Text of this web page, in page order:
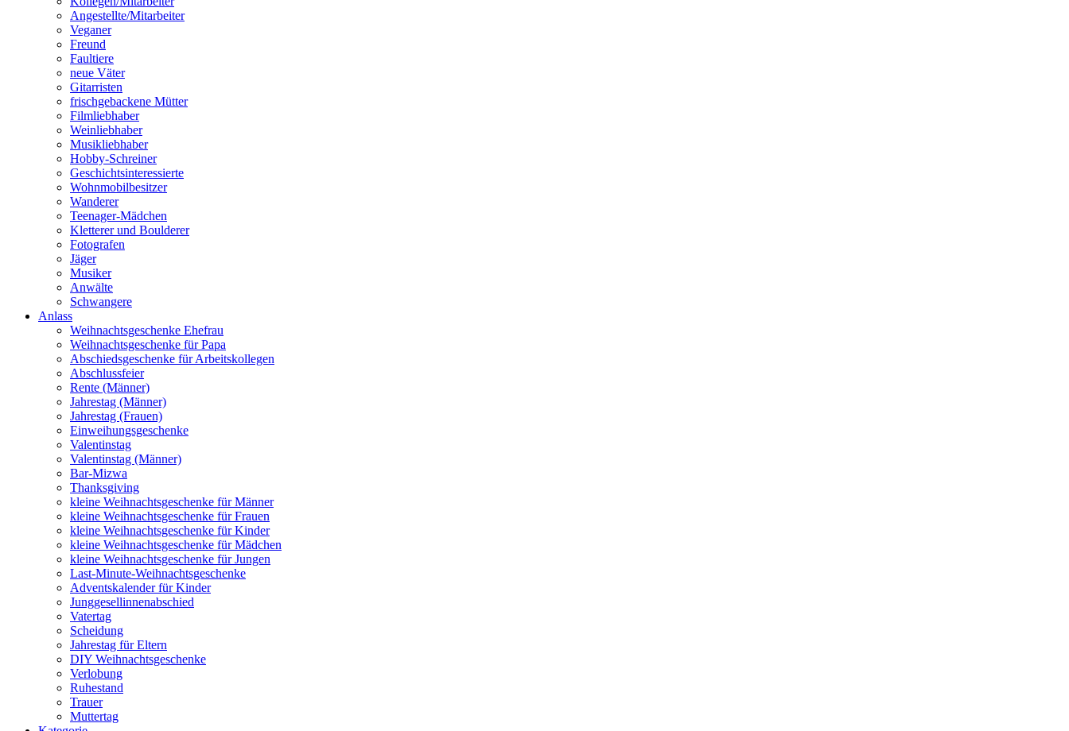
Angestellte/Mitarbeiter
Veganer
Freund
Faultiere
neue Väter
Gitarristen
frischgebackene Mütter
Filmliebhaber
Weinliebhaber
Musikliebhaber
Hobby-Schreiner
Geschichtsinteressierte
Wohnmobilbesitzer
Wanderer
Teenager-Mädchen
Kletterer und Boulderer
Fotografen
Jäger
Musiker
Anwälte
Schwangere
Anlass
Weihnachtsgeschenke Ehefrau
Weihnachtsgeschenke für Papa
Abschiedsgeschenke für Arbeitskollegen
Abschlussfeier
Rente (Männer)
Jahrestag (Männer)
Jahrestag (Frauen)
Einweihungsgeschenke
Valentinstag
Valentinstag (Männer)
Bar-Mizwa
Thanksgiving
kleine Weihnachtsgeschenke für Männer
kleine Weihnachtsgeschenke für Frauen
kleine Weihnachtsgeschenke für Kinder
kleine Weihnachtsgeschenke für Mädchen
kleine Weihnachtsgeschenke für Jungen
Last-Minute-Weihnachtsgeschenke
Adventskalender für Kinder
Junggesellinnenabschied
Vatertag
Scheidung
Jahrestag für Eltern
DIY Weihnachtsgeschenke
Verlobung
Ruhestand
Trauer
Muttertag